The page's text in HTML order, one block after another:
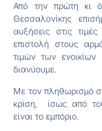
Από την πρώτη κι
Θεσσαλονίκης
αυξήσεις στις
επιστολή στους
τιμών των ενοικίων
διανύουμε.
Με τον πληθωρισμό
κρίση, ίσως από
είναι το εμπόριο.